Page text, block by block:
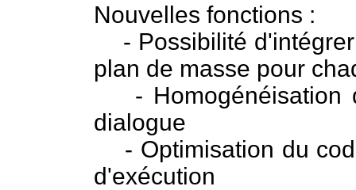
Nouvelles fonctions :
- Possibilité d'intégrer
plan de masse pour
- Homogénéisation
dialogue
- Optimisation du
d'exécution